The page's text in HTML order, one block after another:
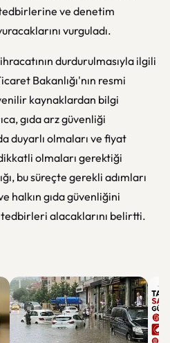
ve denetim
vurguladı.
durdurulmasıyla ilgili
Bakanlığı'nın resmi
kaynaklardan bilgi
gıda arz güvenliği
duyarlı olmaları ve fiyat
olmaları gerektiği
bu süreçte gerekli adımları
halkın gıda güvenliğini
alacaklarını belirtti.